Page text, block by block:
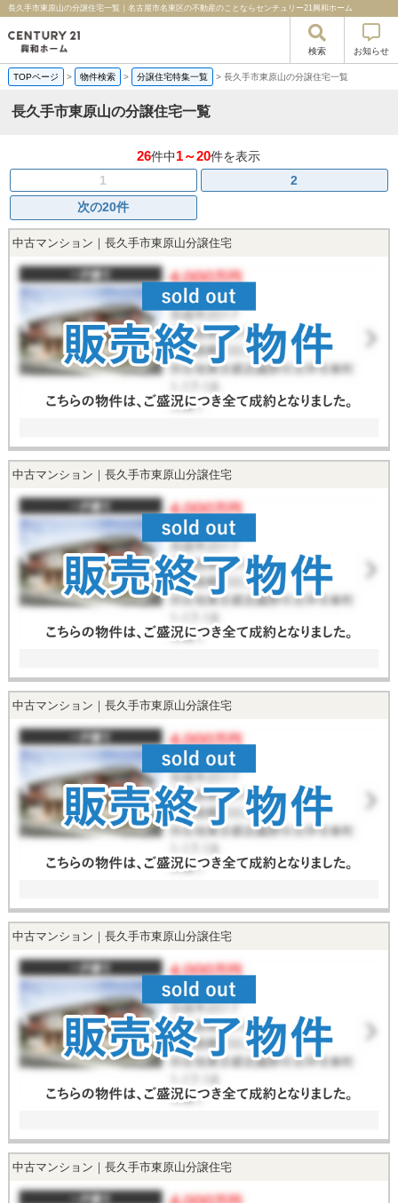
長久手市東原山の分譲住宅一覧｜名古屋市名東区の不動産のことならセンチュリー21興和ホーム
検索 お知らせ
TOPページ > 物件検索 > 分譲住宅特集一覧 > 長久手市東原山の分譲住宅一覧
長久手市東原山の分譲住宅一覧
26件中1～20件を表示
1
2
次の20件
中古マンション｜長久手市東原山分譲住宅
中古マンション｜長久手市東原山分譲住宅
中古マンション｜長久手市東原山分譲住宅
中古マンション｜長久手市東原山分譲住宅
中古マンション｜長久手市東原山分譲住宅